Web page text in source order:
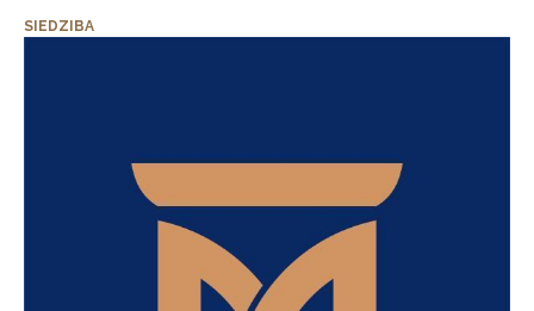
SIEDZIBA